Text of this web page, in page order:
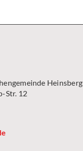
Heinsberg
Str. 12